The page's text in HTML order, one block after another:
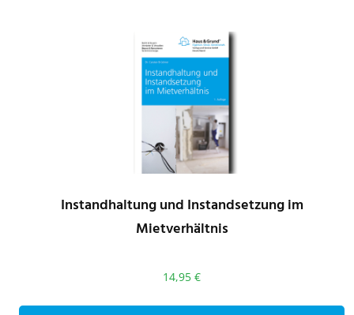
Instandhaltung und Instandsetzung im
Mietverhältnis
14,95 €